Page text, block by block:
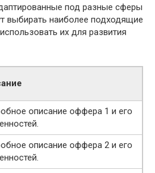
под разные сферы
выбирать наиболее подходящие
их для развития
описание оффера 1 и его
описание оффера 2 и его